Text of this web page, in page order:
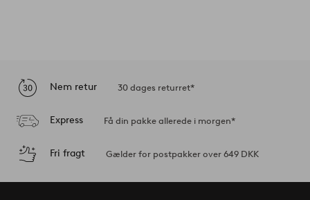
Nem retur 30 dages returret*
Express Få din pakke allerede i morgen*
Fri fragt Gælder for postpakker over 649 DKK